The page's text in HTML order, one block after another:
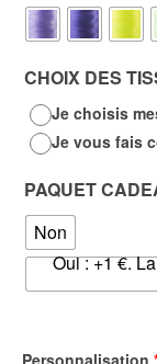
CHOIX DES
Je choisis
Je vous fais
PAQUET
Non
Oui : +1 €.
Personnalisation